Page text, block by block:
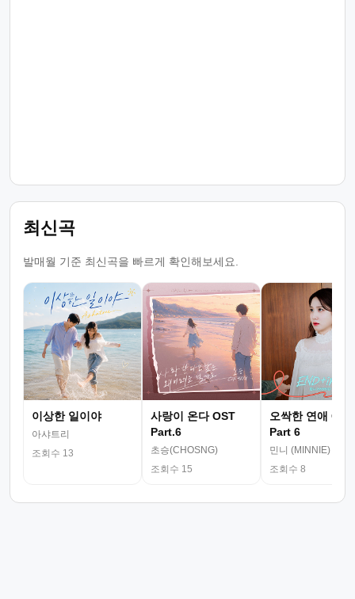
최신곡
발매월 기준 최신곡을 빠르게 확인해보세요.
이상한 일이야
아샤트리
조회수 13
사랑이 온다 OST
Part.6
초승(CHOSNG)
조회수 15
오싹한 연애 OST
Part 6
민니 (MINNIE)
조회수 8